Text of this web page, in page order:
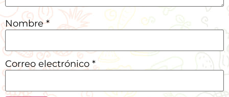
Nombre*
Correo electrónico *